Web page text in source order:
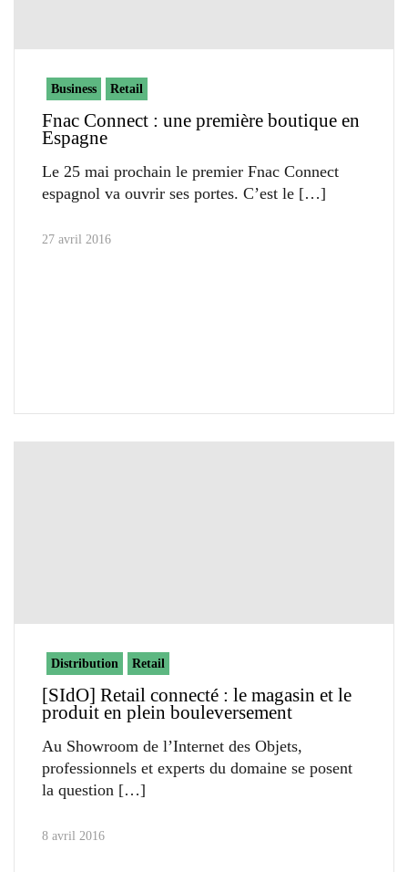
Business Retail
Fnac Connect : une première boutique en
Espagne
Le 25 mai prochain le premier Fnac Connect
espagnol va ouvrir ses portes. C’est le
27 avril 2016
Distribution Retail
[SIdO] Retail connecté : le magasin et le
produit en plein bouleversement
Au Showroom de l’Internet des Objets,
professionnels et experts du domaine se posent
la question
8 avril 2016